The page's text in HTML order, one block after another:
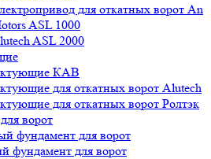
для откатных ворот An
ASL 1000
ASL 2000
КАВ
для откатных ворот Alutech
для откатных ворот Ролтэк
ворот
фундамент для ворот
фундамент для ворот